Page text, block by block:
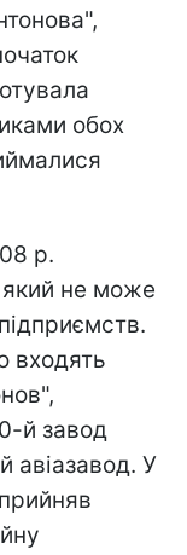
обох
р.
не може
входять
й завод
авіазавод. У